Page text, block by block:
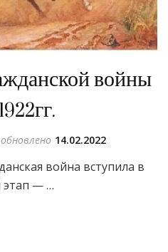
войны
обновлено 14.02.2022
война вступила в
этап — …